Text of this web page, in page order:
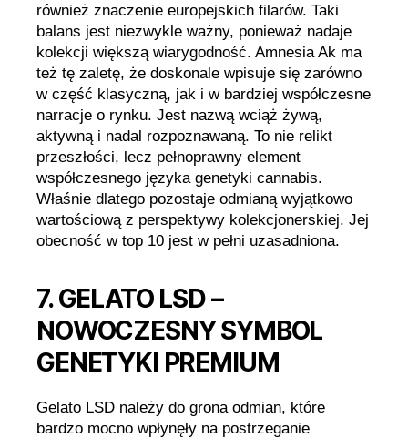
również znaczenie europejskich filarów. Taki
balans jest niezwykle ważny, ponieważ nadaje
kolekcji większą wiarygodność. Amnesia Ak ma
też tę zaletę, że doskonale wpisuje się zarówno
w część klasyczną, jak i w bardziej współczesne
narracje o rynku. Jest nazwą wciąż żywą,
aktywną i nadal rozpoznawaną. To nie relikt
przeszłości, lecz pełnoprawny element
współczesnego języka genetyki cannabis.
Właśnie dlatego pozostaje odmianą wyjątkowo
wartościową z perspektywy kolekcjonerskiej. Jej
obecność w top 10 jest w pełni uzasadniona.
7. GELATO LSD –
NOWOCZESNY SYMBOL
GENETYKI PREMIUM
Gelato LSD należy do grona odmian, które
bardzo mocno wpłynęły na postrzeganie